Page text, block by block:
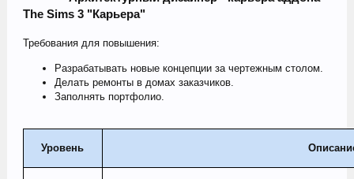
The Sims 3 "Карьера"
Требования для повышения:
Разрабатывать новые концепции за чертежным столом.
Делать ремонты в домах заказчиков.
Заполнять портфолио.
Уровень